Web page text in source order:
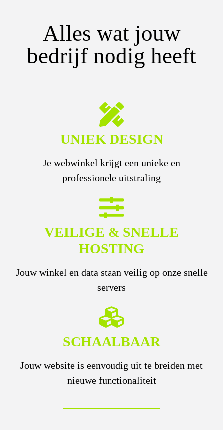
Alles wat jouw
bedrijf nodig heeft
UNIEK DESIGN
Je webwinkel krijgt een unieke en
professionele uitstraling
VEILIGE & SNELLE
HOSTING
Jouw winkel en data staan veilig op onze snelle
servers
SCHAALBAAR
Jouw website is eenvoudig uit te breiden met
nieuwe functionaliteit